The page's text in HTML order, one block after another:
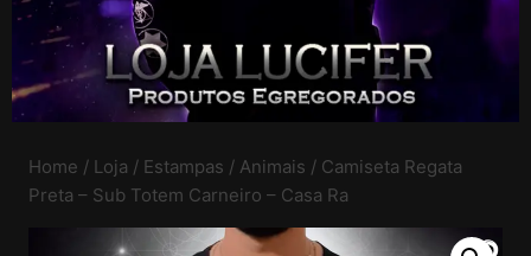
Home / Loja / Estampas / Animais / Camiseta Regata
Preta – Sub Totem Carneiro – Casa Ra